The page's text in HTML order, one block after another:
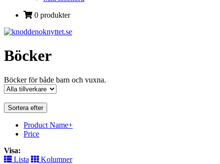
0 produkter
Böcker
Böcker för både barn och vuxna.
Sortera efter
Product Name+
Price
Visa:
Lista
Kolumner